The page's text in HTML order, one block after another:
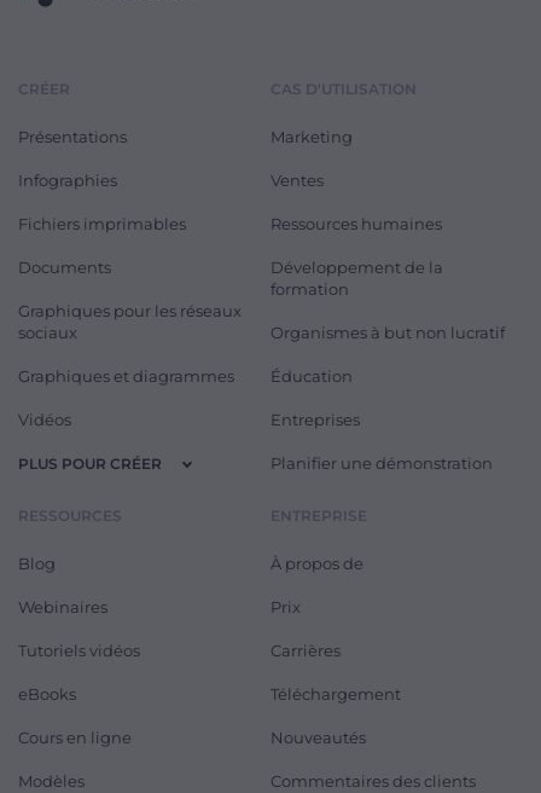
CRÉER
Présentations
Infographies
Fichiers imprimables
Documents
Graphiques pour les réseaux
sociaux
Graphiques et diagrammes
Vidéos
PLUS POUR CRÉER
CAS D'UTILISATION
Marketing
Ventes
Ressources humaines
Développement de la
formation
Organismes à but non lucratif
Éducation
Entreprises
Planifier une démonstration
RESSOURCES
Blog
Webinaires
Tutoriels vidéos
eBooks
Cours en ligne
Modèles
ENTREPRISE
À propos de
Prix
Carrières
Téléchargement
Nouveautés
Commentaires des clients